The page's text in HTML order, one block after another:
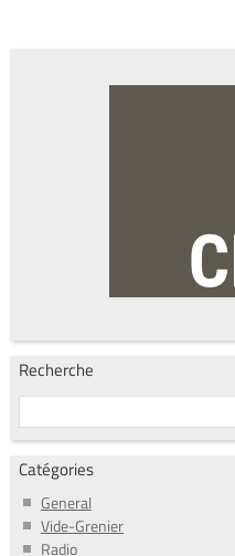
Recherche
Catégories
General
Vide-Grenier
Radio